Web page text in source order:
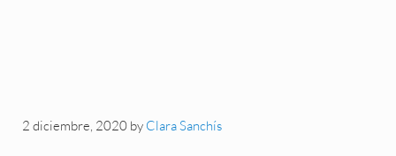
2 diciembre, 2020 by Clara Sanchís